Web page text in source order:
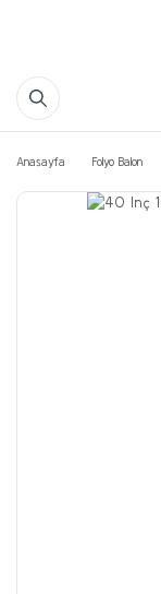
Anasayfa Folyo Balon